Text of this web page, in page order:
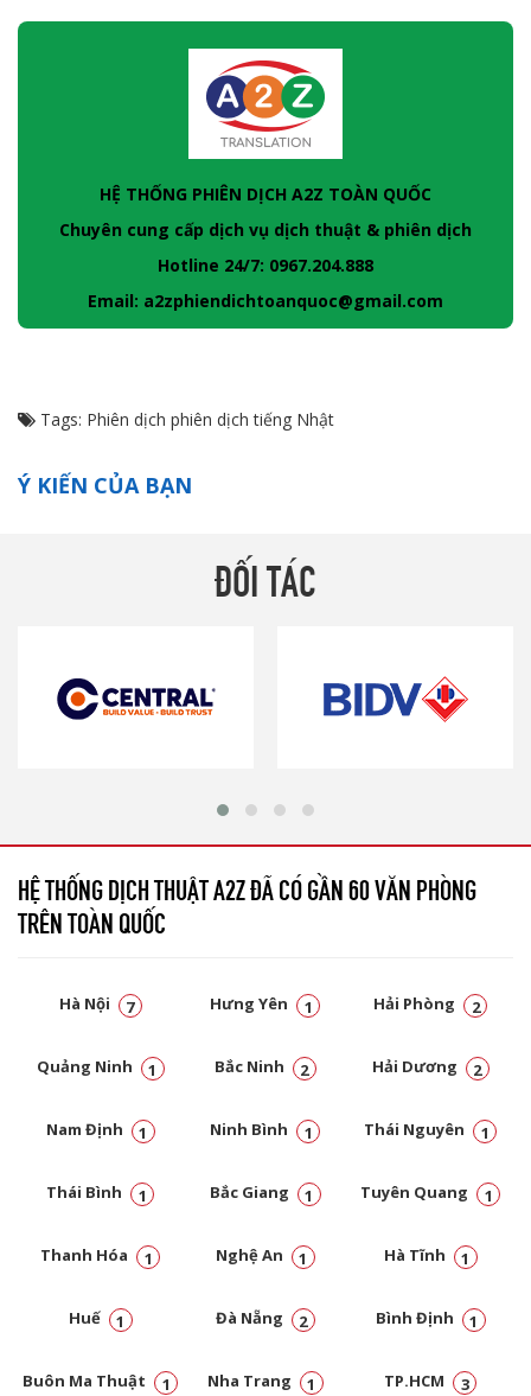
HỆ THỐNG PHIÊN DỊCH A2Z TOÀN QUỐC
Chuyên cung cấp dịch vụ dịch thuật & phiên dịch
Hotline 24/7: 0967.204.888
Email: a2zphiendichtoanquoc@gmail.com
Tags: Phiên dịch phiên dịch tiếng Nhật
Ý KIẾN CỦA BẠN
ĐỐI TÁC
HỆ THỐNG DỊCH THUẬT A2Z ĐÃ CÓ GẦN 60 VĂN PHÒNG
TRÊN TOÀN QUỐC
Hà Nội 7 Hưng Yên 1 Hải Phòng 2
Quảng Ninh 1 Bắc Ninh 2 Hải Dương 2
Nam Định 1 Ninh Bình 1 Thái Nguyên 1
Thái Bình 1 Bắc Giang 1 Tuyên Quang 1
Thanh Hóa 1 Nghệ An 1 Hà Tĩnh 1
Huế 1 Đà Nẵng 2 Bình Định 1
Buôn Ma Thuật 1 Nha Trang 1 TP.HCM 3